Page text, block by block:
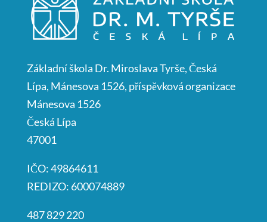
Základní škola Dr. Miroslava Tyrše, Česká
Lípa, Mánesova 1526, příspěvková organizace
Mánesova 1526
Česká Lípa
47001
IČO: 49864611
REDIZO: 600074889
487 829 220